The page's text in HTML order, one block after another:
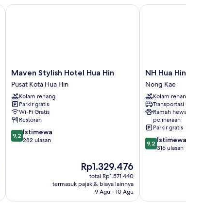
Maven
Stylish
Hotel
Hua
Hin
Pusat
Kota
Hua
Hin
Maven Stylish Hotel Hua Hin
Pusat Kota Hua Hin
Kolam renang
Parkir gratis
Wi-Fi Gratis
Restoran
9.2
dari
9,2 Istimewa
282 ulasan
Harga
sekarang
Rp1.329.476
Rp1.329.476
total Rp1.571.440
termasuk pajak & biaya lainnya
9 Agu - 10 Agu
Maven Stylish Hotel Hua Hin
NH
Hua
Hin
Nong
Kae
NH Hua Hin
Nong Kae
Kolam renang
Transportasi bandara
Ramah hewan
peliharaan
Parkir gratis
9.2
dari
9,2 Istimewa
316 ulasan
NH Hua Hin